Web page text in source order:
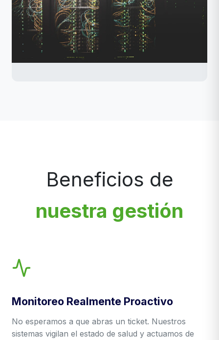
Beneficios de
nuestra gestión
Monitoreo Realmente Proactivo
No esperamos a que abras un ticket. Nuestros
sistemas vigilan el estado de salud y actuamos de